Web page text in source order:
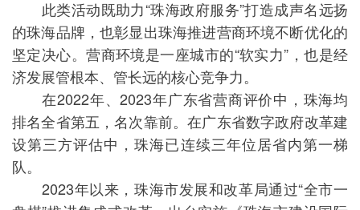
此类活动既助力“珠海政府服务”打造成声名远扬
的珠海品牌，也彰显出珠海推进营商环境不断优化的
坚定决心。营商环境是一座城市的“软实力”，也是经
济发展管根本、管长远的核心竞争力。
在2022年、2023年广东省营商评价中，珠海均
排名全省第五，名次靠前。在广东省数字政府改革建
设第三方评估中，珠海已连续三年位居省内第一梯
队。
2023年以来，珠海市发展和改革局通过“全市一